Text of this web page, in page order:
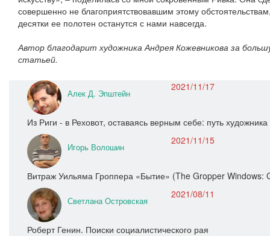
совершенно не благоприятствовавшим этому
десятки ее полотен останутся с нами навсегда.
Автор благодарит художника Андрея Кожевникова за
статьей.
Алек Д. Эпштейн
2021/11/17
Из Риги - в Реховот, оставаясь верным себе: путь
Игорь Волошин
2021/11/15
Витраж Уильяма Гроппера «Бытие» (The Gropper Windows:
Светлана Островская
2021/08/11
Роберт Генин. Поиски социалистического рая